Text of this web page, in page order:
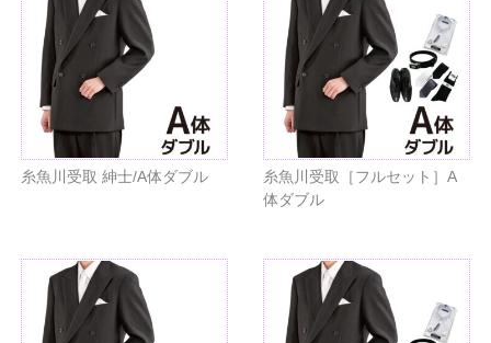
糸魚川受取 紳士/A体ダブル
糸魚川受取［フルセット］A
体ダブル